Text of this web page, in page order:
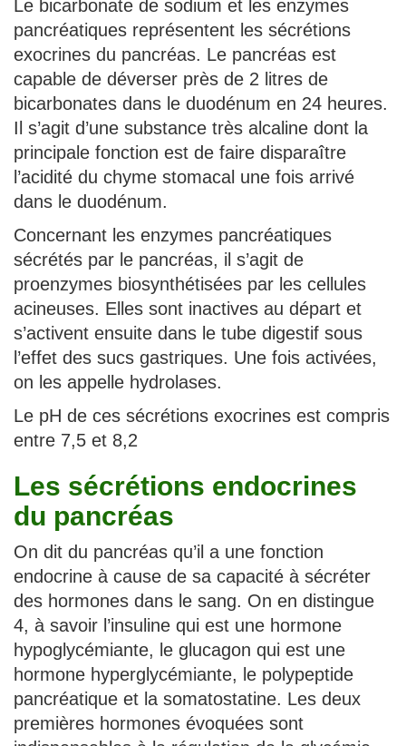
Le bicarbonate de sodium et les enzymes
pancréatiques représentent les sécrétions
exocrines du pancréas. Le pancréas est
capable de déverser près de 2 litres de
bicarbonates dans le duodénum en 24 heures.
Il s’agit d’une substance très alcaline dont la
principale fonction est de faire disparaître
l’acidité du chyme stomacal une fois arrivé
dans le duodénum.
Concernant les enzymes pancréatiques
sécrétés par le pancréas, il s’agit de
proenzymes biosynthétisées par les cellules
acineuses. Elles sont inactives au départ et
s’activent ensuite dans le tube digestif sous
l’effet des sucs gastriques. Une fois activées,
on les appelle hydrolases.
Le pH de ces sécrétions exocrines est compris
entre 7,5 et 8,2
Les sécrétions endocrines
du pancréas
On dit du pancréas qu’il a une fonction
endocrine à cause de sa capacité à sécréter
des hormones dans le sang. On en distingue
4, à savoir l’insuline qui est une hormone
hypoglycémiante, le glucagon qui est une
hormone hyperglycémiante, le polypeptide
pancréatique et la somatostatine. Les deux
premières hormones évoquées sont